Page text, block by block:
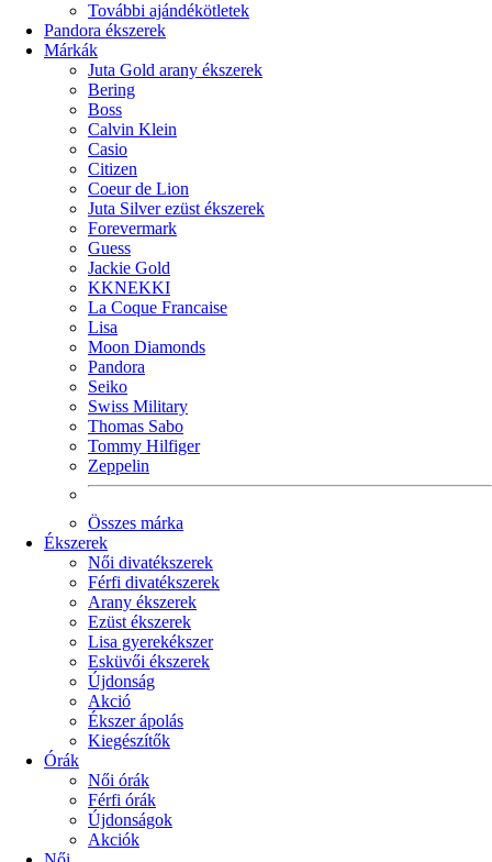
További ajándékötletek
Pandora ékszerek
Márkák
Juta Gold arany ékszerek
Bering
Boss
Calvin Klein
Casio
Citizen
Coeur de Lion
Juta Silver ezüst ékszerek
Forevermark
Guess
Jackie Gold
KKNEKKI
La Coque Francaise
Lisa
Moon Diamonds
Pandora
Seiko
Swiss Military
Thomas Sabo
Tommy Hilfiger
Zeppelin
Összes márka
Ékszerek
Női divatékszerek
Férfi divatékszerek
Arany ékszerek
Ezüst ékszerek
Lisa gyerekékszer
Esküvői ékszerek
Újdonság
Akció
Ékszer ápolás
Kiegészítők
Órák
Női órák
Férfi órák
Újdonságok
Akciók